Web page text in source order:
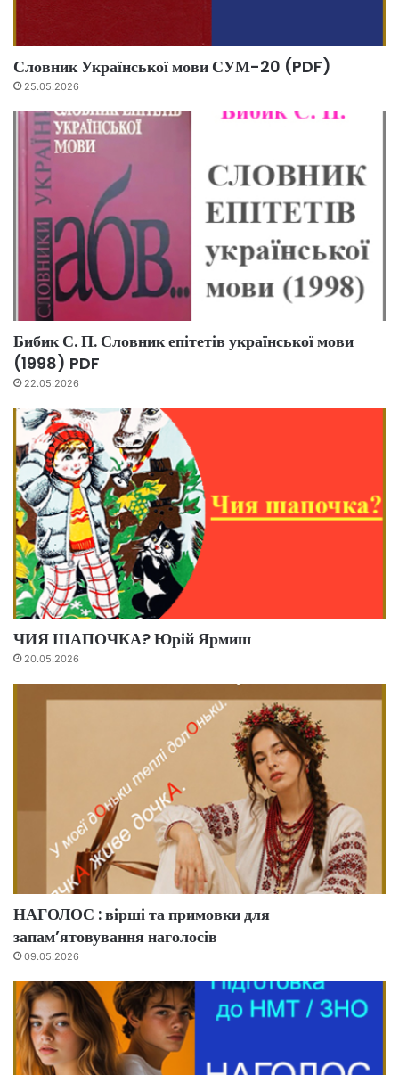
Словник Української мови СУМ-20 (PDF)
25.05.2026
Бибик С. П. Словник епітетів української мови
(1998) PDF
22.05.2026
ЧИЯ ШАПОЧКА? Юрій Ярмиш
20.05.2026
НАГОЛОС : вірші та примовки для
запам’ятовування наголосів
09.05.2026